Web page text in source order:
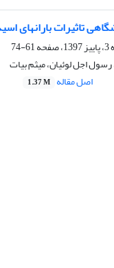
تاثیرات بارانهای
61-74
اجل لوئیان، میثم بیات
اصل مقاله 1.37 M